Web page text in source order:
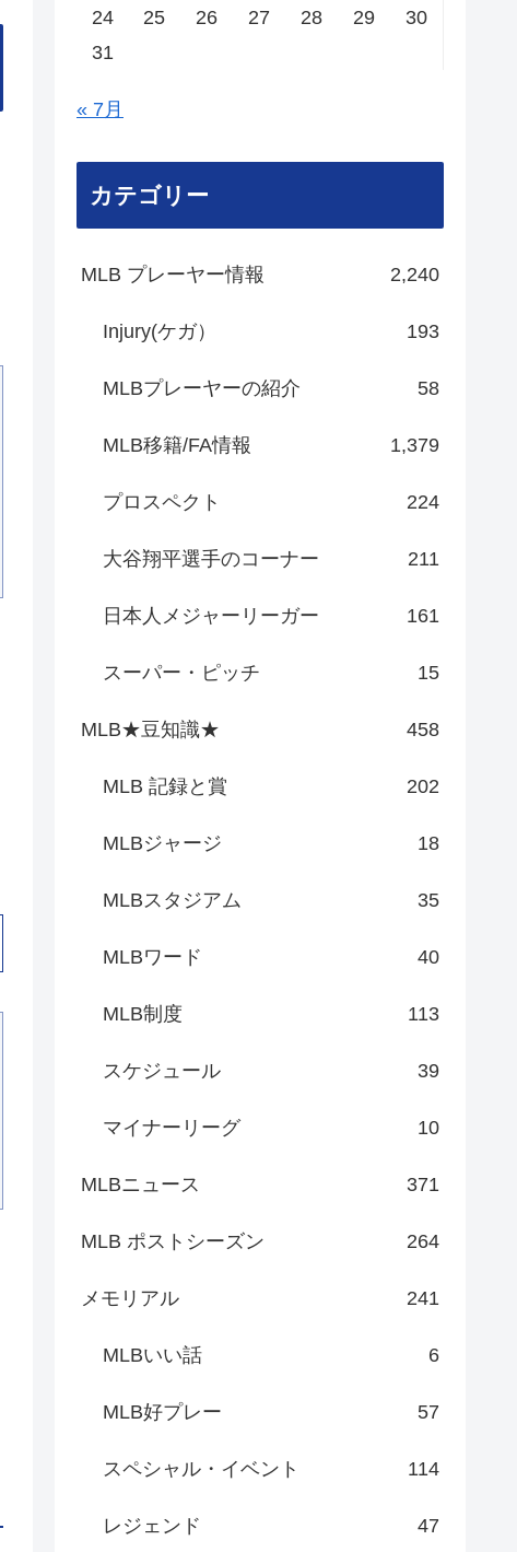
24
25 26 27 28 29
30
31
« 7月
カテゴリー
MLB プレーヤー情報 2,240
Injury(ケガ） 193
MLBプレーヤーの紹介 58
MLB移籍/FA情報 1,379
プロスペクト 224
大谷翔平選手のコーナー 211
日本人メジャーリーガー 161
スーパー・ピッチ 15
MLB★豆知識★ 458
MLB 記録と賞 202
MLBジャージ 18
MLBスタジアム 35
MLBワード 40
MLB制度 113
スケジュール 39
マイナーリーグ 10
MLBニュース 371
MLB ポストシーズン 264
メモリアル 241
MLBいい話 6
MLB好プレー 57
スペシャル・イベント 114
レジェンド 47